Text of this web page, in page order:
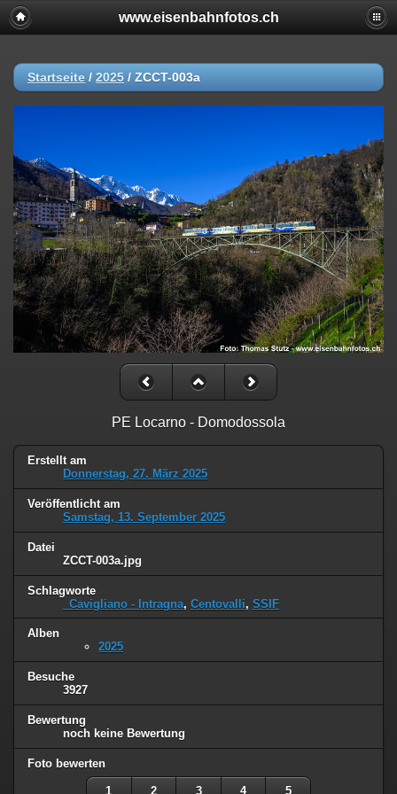
www.eisenbahnfotos.ch
Startseite / 2025 / ZCCT-003a
PE Locarno - Domodossola
Erstellt am
Donnerstag, 27. März 2025
Veröffentlicht am
Samstag, 13. September 2025
Datei
ZCCT-003a.jpg
Schlagworte
_Cavigliano - Intragna, Centovalli, SSIF
Alben
2025
Besuche
3927
Bewertung
noch keine Bewertung
Foto bewerten
1 2 3 4 5